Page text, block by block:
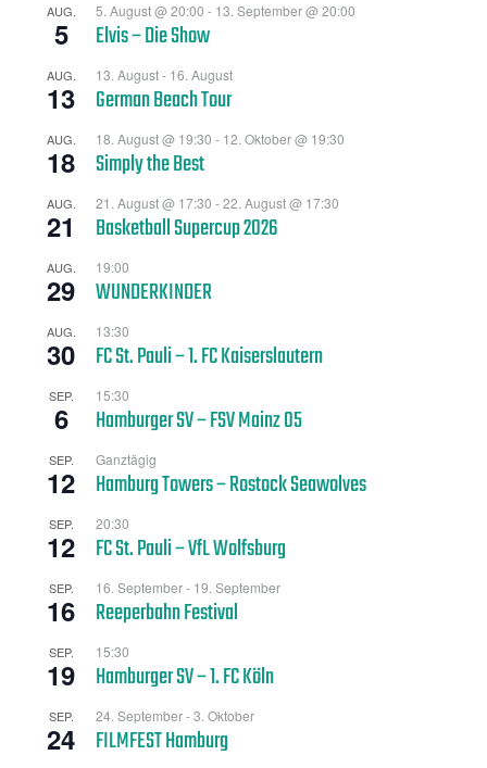
AUG.
5
5. August @ 20:00 - 13. September @ 20:00
Elvis – Die Show
AUG.
13
13. August- 16. August
German Beach Tour
AUG.
18
18. August @ 19:30 - 12. Oktober @ 19:30
Simply the Best
AUG.
21
21. August @ 17:30 -22. August @ 17:30
Basketball Supercup 2026
AUG.
29
19:00
WUNDERKINDER
AUG.
30
13:30
FC St. Pauli – 1. FC Kaiserslautern
SEP.
6
15:30
Hamburger SV – FSV Mainz 05
SEP.
12
Ganztägig
Hamburg Towers – Rostock Seawolves
SEP.
12
20:30
FC St. Pauli – VfL Wolfsburg
SEP.
16
16. September- 19. September
Reeperbahn Festival
SEP.
19
15:30
Hamburger SV – 1. FC Köln
SEP.
24
24. September-3. Oktober
FILMFEST Hamburg